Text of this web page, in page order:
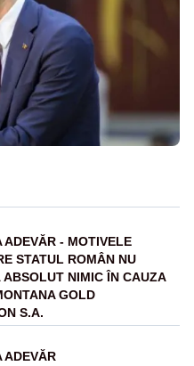
ADEVĂR - MOTIVELE
STATUL ROMÂN NU
ABSOLUT NIMIC ÎN CAUZA
GOLD
S.A.
ADEVĂR